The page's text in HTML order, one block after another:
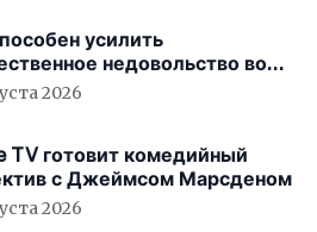
усилить
недовольство во
мире2026
TV готовит комедийный
с Джеймсом Марсденом
2026